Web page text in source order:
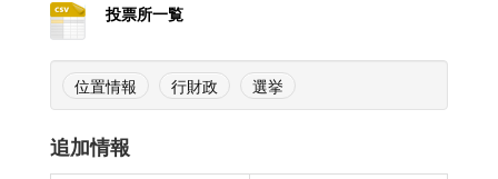
投票所一覧
位置情報 行財政 選挙
追加情報